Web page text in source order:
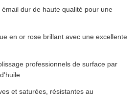
dur de haute qualité pour une
en or rose brillant avec une excellente
professionnels de surface par
et saturées, résistantes au